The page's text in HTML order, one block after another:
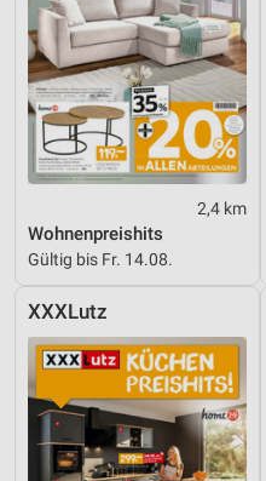
2,4 km
Wohnenpreishits
Gültig bis Fr. 14.08.
XXXLutz